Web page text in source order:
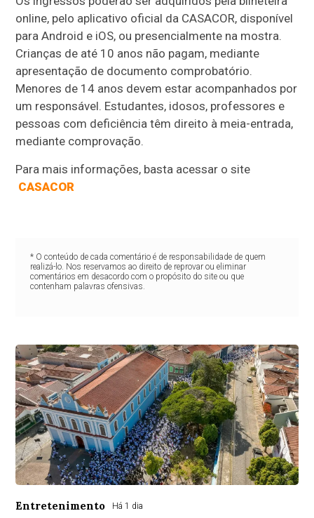
online, pelo aplicativo oficial da CASACOR, disponível
para Android e iOS, ou presencialmente na mostra.
Crianças de até 10 anos não pagam, mediante
apresentação de documento comprobatório.
Menores de 14 anos devem estar acompanhados por
um responsável. Estudantes, idosos, professores e
pessoas com deficiência têm direito à meia-entrada,
mediante comprovação.
Para mais informações, basta acessar o site
CASACOR
* O conteúdo de cada comentário é de responsabilidade de quem
realizá-lo. Nos reservamos ao direito de reprovar ou eliminar
comentários em desacordo com o propósito do site ou que
contenham palavras ofensivas.
Entretenimento Há 1 dia